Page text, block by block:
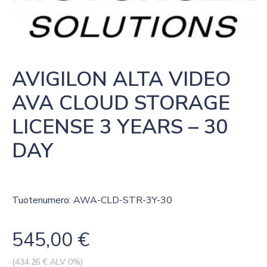
AVIGILON ALTA VIDEO
AVA CLOUD STORAGE
LICENSE 3 YEARS – 30
DAY
Tuotenumero: AWA-CLD-STR-3Y-30
545,00 €
(434.26 € ALV 0%)